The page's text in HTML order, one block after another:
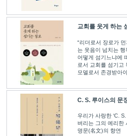
교회를 웃게 하는
“리더로서 장로가
는 웃음이 넘치는 행
어떻게 섬기느냐에
로서 교회를 섬기고
모델로서 존경받아
C. S. 루이스의 문
우리가 사랑한 ‘C.
벼리는 그의 예리한
명문(名文)의 향연